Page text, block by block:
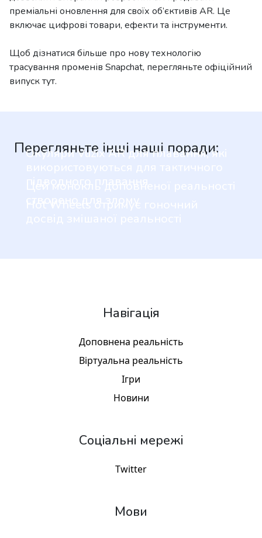
преміальні оновлення для своїх об’єктивів AR. Це
включає цифрові товари, ефекти та інструменти.
Щоб дізнатися більше про нову технологію
трасування променів Snapchat, перегляньте офіційний
випуск тут.
Перегляньте інші наші поради:
Окуляри Vuzix AR для плавання, які
Навігація
Доповнена реальність
Віртуальна реальність
Ігри
Новини
Соціальні мережі
Twitter
Мови